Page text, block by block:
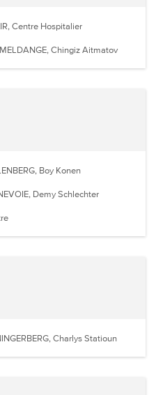
Centre Hospitalier
Chingiz Aitmatov
Boy Konen
Demy Schlechter
Charlys Statioun